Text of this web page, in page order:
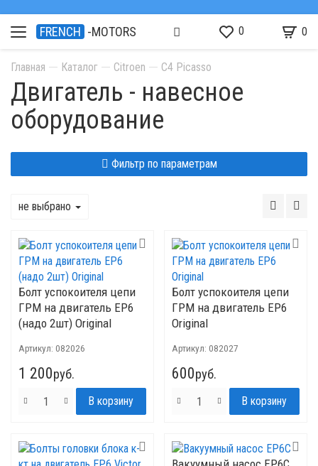
FRENCH -MOTORS 0 0
Главная Каталог Citroen C4 Picasso
Двигатель - навесное
оборудование
Фильтр по параметрам
не выбрано
Болт успокоителя цепи
ГРМ на двигатель ЕР6
(надо 2шт) Original
Артикул: 082026
1 200руб.
Болт успокоителя цепи
ГРМ на двигатель ЕР6
Original
Артикул: 082027
600руб.